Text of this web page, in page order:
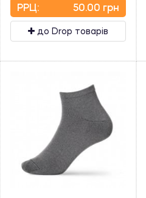
PPЦ: 50.00 грн
до Drop товарів